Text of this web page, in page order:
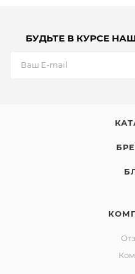
БУДЬТЕ В КУРСЕ